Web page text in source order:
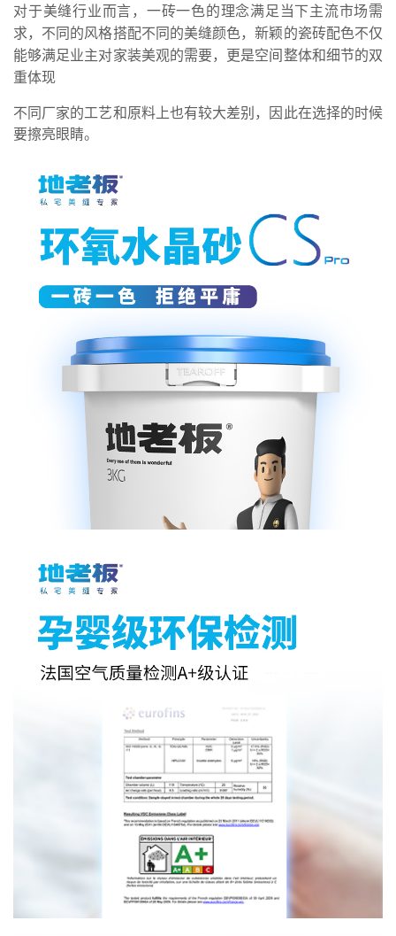
对于美缝行业而言，一砖一色的理念满足当下主流市场需
求，不同的风格搭配不同的美缝颜色，新颖的瓷砖配色不仅
能够满足业主对家装美观的需要，更是空间整体和细节的双
重体现
不同厂家的工艺和原料上也有较大差别，因此在选择的时候
要擦亮眼睛。